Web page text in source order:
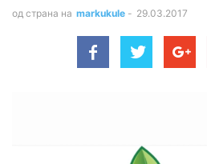
од страна на markukule - 29.03.2017